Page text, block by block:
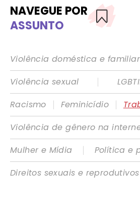
NAVEGUE POR
ASSUNTO
Violência doméstica e familiar
Violência sexual
|
Racismo
| Feminicídio |
Violência de gênero na
Mulher e Mídia
|
Política e
Direitos sexuais e reprodutivos